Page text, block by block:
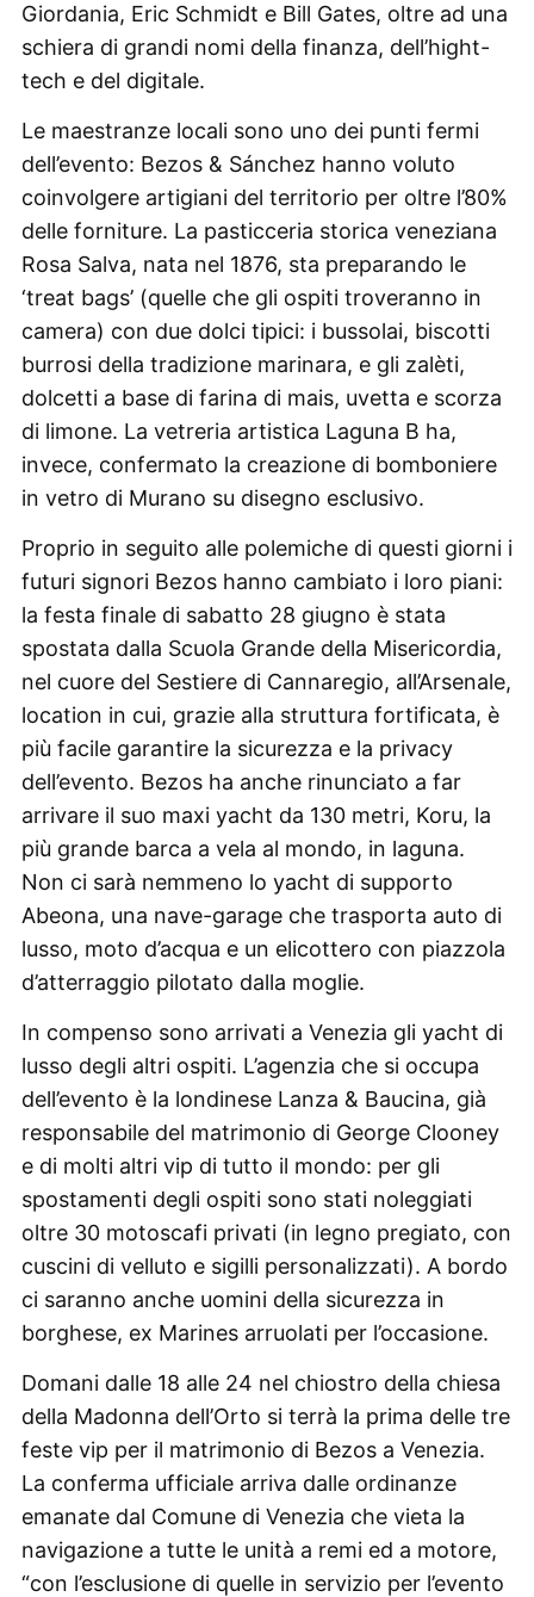
Giordania, Eric Schmidt e Bill Gates, oltre ad una
schiera di grandi nomi della finanza, dell’hight-
tech e del digitale.
Le maestranze locali sono uno dei punti fermi
dell’evento: Bezos & Sánchez hanno voluto
coinvolgere artigiani del territorio per oltre l’80%
delle forniture. La pasticceria storica veneziana
Rosa Salva, nata nel 1876, sta preparando le
‘treat bags’ (quelle che gli ospiti troveranno in
camera) con due dolci tipici: i bussolai, biscotti
burrosi della tradizione marinara, e gli zalèti,
dolcetti a base di farina di mais, uvetta e scorza
di limone. La vetreria artistica Laguna B ha,
invece, confermato la creazione di bomboniere
in vetro di Murano su disegno esclusivo.
Proprio in seguito alle polemiche di questi giorni i
futuri signori Bezos hanno cambiato i loro piani:
la festa finale di sabatto 28 giugno è stata
spostata dalla Scuola Grande della Misericordia,
nel cuore del Sestiere di Cannaregio, all’Arsenale,
location in cui, grazie alla struttura fortificata, è
più facile garantire la sicurezza e la privacy
dell’evento. Bezos ha anche rinunciato a far
arrivare il suo maxi yacht da 130 metri, Koru, la
più grande barca a vela al mondo, in laguna.
Non ci sarà nemmeno lo yacht di supporto
Abeona, una nave-garage che trasporta auto di
lusso, moto d’acqua e un elicottero con piazzola
d’atterraggio pilotato dalla moglie.
In compenso sono arrivati a Venezia gli yacht di
lusso degli altri ospiti. L’agenzia che si occupa
dell’evento è la londinese Lanza & Baucina, già
responsabile del matrimonio di George Clooney
e di molti altri vip di tutto il mondo: per gli
spostamenti degli ospiti sono stati noleggiati
oltre 30 motoscafi privati (in legno pregiato, con
cuscini di velluto e sigilli personalizzati). A bordo
ci saranno anche uomini della sicurezza in
borghese, ex Marines arruolati per l’occasione.
Domani dalle 18 alle 24 nel chiostro della chiesa
della Madonna dell’Orto si terrà la prima delle tre
feste vip per il matrimonio di Bezos a Venezia.
La conferma ufficiale arriva dalle ordinanze
emanate dal Comune di Venezia che vieta la
navigazione a tutte le unità a remi ed a motore,
“con l’esclusione di quelle in servizio per l’evento